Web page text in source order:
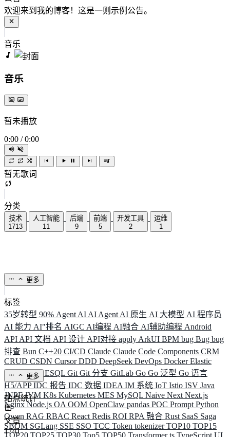
欢迎来到我的博客！这是一则示例公告。
音乐
音乐
暂未播放
0:00 / 0:00
暂无歌词
分类
技术
1713
人工智能
11
后端
9
前端
5
开发工具
2
运维
1
更多
标签
35岁转型 90% Agent AI AI Agent AI 原生 AI 大模型 AI 程序员
AI 能力 AI"排名 AIGC AI编程 AI融合 AI辅助编程 Android
API API 文档 API 设计 API对接 apply ArkUI BPM bug Bug bug
排查 Bun C++20 CI/CD Claude Claude Code Components CRM
CRUD CSDN CursorDDD DeepSeek DevOps DockerElastic
ELK ElysiaESQL Git Git 分支 GitLab Go Go 泛型 Go 语言
H5/APPIDC 报告 IDC 数据 IDEA IM 系统 IoT Istio ISV Java
JNPFJVM K8s Kubernetes MES MySQL Naive Next Next.js
NginxNode.js OA OOM OpenClaw pandas POC Prompt Python
Qwen RAG RBAC React Redis ROI RPA 融合 Rust SaaS Saga
SBOM SGLang SSE SSO TCC Token tokenizerTOP10 TOP15
TOP20 TOP25 TOP30 Top5 TOP50 Transformerts TypeScript UI
更多
站点统计
文章
1741